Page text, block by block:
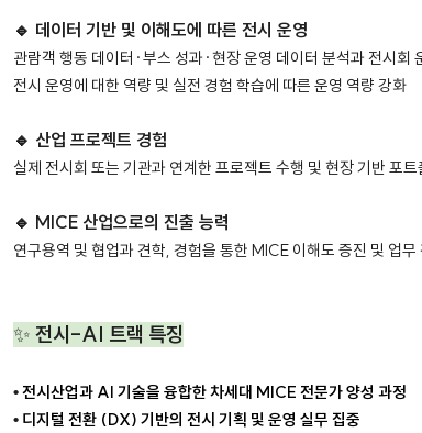
🔹 데이터 기반 및 이해도에 따른 전시 운영
관람객 행동 데이터·부스 성과·현장 운영 데이터 분석과 전시회
전시 운영에 대한 역량 및 실전 경험 학습에 따른 운영 역량 강화
🔹 산업 프로젝트 경험
실제 전시회 또는 기관과 연계한 프로젝트 수행 및 현장 기반 포
🔹 MICE 산업으로의 진출 능력
연구용역 및 협업과 견학, 경험을 통한 MICE 이해도 증진 및 업무
✨ 전시-AI 트랙 특징
•전시산업과 AI 기술을 융합한 차세대 MICE 전문가 양성 과정
• 디지털 전환 (DX) 기반의 전시 기획 및 운영 실무 집중